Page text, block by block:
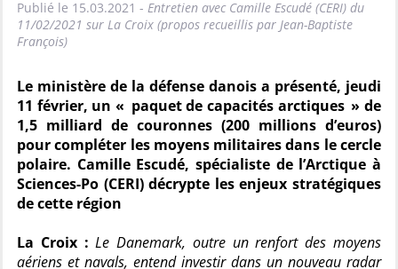
Publié le 15.03.2021 - Entretien avec Camille Escudé (CERI) du
11/02/2021 sur La Croix (propos recueillis par Jean-Baptiste
François)
Le ministère de la défense danois a présenté, jeudi
11 février, un « paquet de capacités arctiques » de
1,5 milliard de couronnes (200 millions d’euros)
pour compléter les moyens militaires dans le cercle
polaire. Camille Escudé, spécialiste de l’Arctique à
Sciences-Po (CERI) décrypte les enjeux stratégiques
de cette région
La Croix : Le Danemark, outre un renfort des moyens
aériens et navals, entend investir dans un nouveau radar